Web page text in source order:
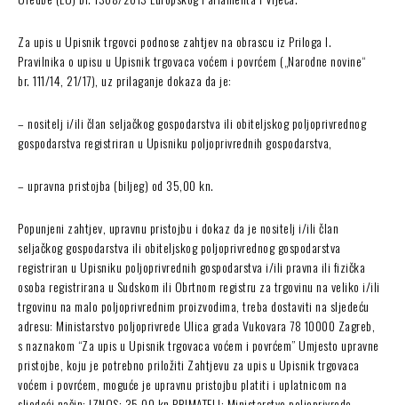
Za upis u Upisnik trgovci podnose zahtjev na obrascu iz Priloga I.
Pravilnika o upisu u Upisnik trgovaca voćem i povrćem („Narodne novine“
br. 111/14, 21/17), uz prilaganje dokaza da je:
– nositelj i/ili član seljačkog gospodarstva ili obiteljskog poljoprivrednog
gospodarstva registriran u Upisniku poljoprivrednih gospodarstva,
– upravna pristojba (biljeg) od 35,00 kn.
Popunjeni zahtjev, upravnu pristojbu i dokaz da je nositelj i/ili član
seljačkog gospodarstva ili obiteljskog poljoprivrednog gospodarstva
registriran u Upisniku poljoprivrednih gospodarstva i/ili pravna ili fizička
osoba registrirana u Sudskom ili Obrtnom registru za trgovinu na veliko i/ili
trgovinu na malo poljoprivrednim proizvodima, treba dostaviti na sljedeću
adresu: Ministarstvo poljoprivrede Ulica grada Vukovara 78 10000 Zagreb,
s naznakom “Za upis u Upisnik trgovaca voćem i povrćem” Umjesto upravne
pristojbe, koju je potrebno priložiti Zahtjevu za upis u Upisnik trgovaca
voćem i povrćem, moguće je upravnu pristojbu platiti i uplatnicom na